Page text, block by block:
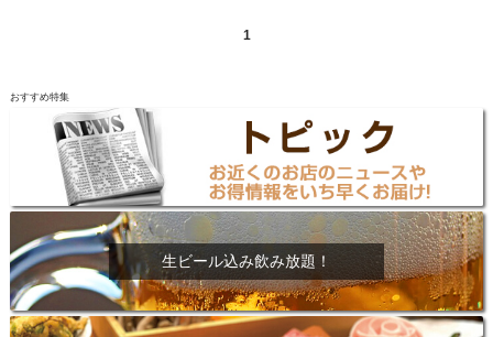
1
おすすめ特集
生ビール込み飲み放題！